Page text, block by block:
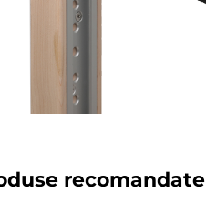
recomandate